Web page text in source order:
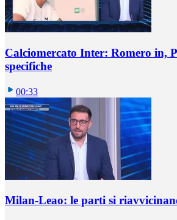
Calciomercato Inter: Romero in,
specifiche
00:33
Milan-Leao: le parti si